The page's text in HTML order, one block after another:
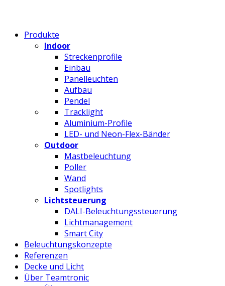
Produkte
Indoor
Streckenprofile
Einbau
Panelleuchten
Aufbau
Pendel
Tracklight
Aluminium-Profile
LED- und Neon-Flex-Bänder
Outdoor
Mastbeleuchtung
Poller
Wand
Spotlights
Lichtsteuerung
DALI-Beleuchtungssteuerung
Lichtmanagement
Smart City
Beleuchtungskonzepte
Referenzen
Decke und Licht
Über Teamtronic